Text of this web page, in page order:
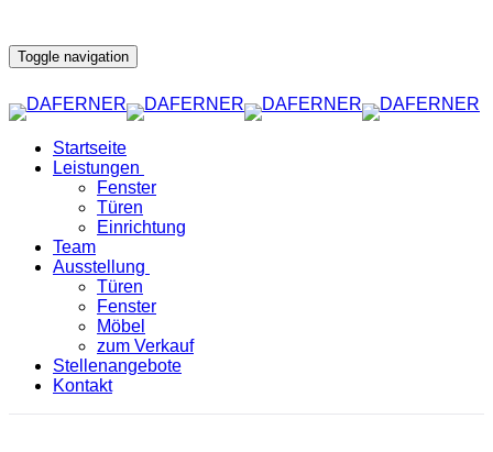
Toggle navigation
Startseite
Leistungen
Fenster
Türen
Einrichtung
Team
Ausstellung
Türen
Fenster
Möbel
zum Verkauf
Stellenangebote
Kontakt